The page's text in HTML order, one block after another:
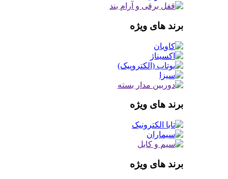
برند های ویژه
برند های ویژه
برند های ویژه